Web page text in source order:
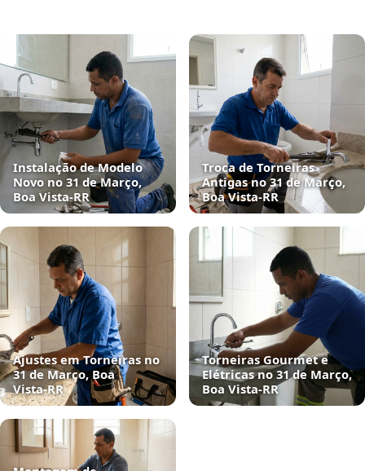
Instalação de Modelo
Novo no 31 de Março,
Boa Vista‑RR
Troca de Torneiras
Antigas no 31 de Março,
Boa Vista‑RR
Ajustes em Torneiras no
31 de Março, Boa
Vista‑RR
Torneiras Gourmet e
Elétricas no 31 de Março,
Boa Vista‑RR